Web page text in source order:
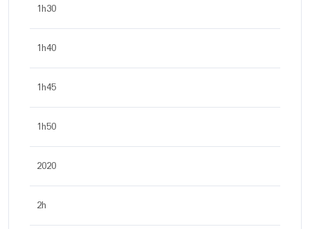
1h30
1h40
1h45
1h50
2020
2h